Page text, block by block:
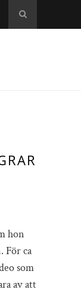
hon
För ca
som
av att